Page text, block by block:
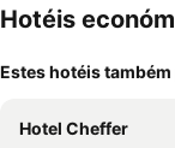
Hotéis
Estes hotéis
Hotel Cheffer